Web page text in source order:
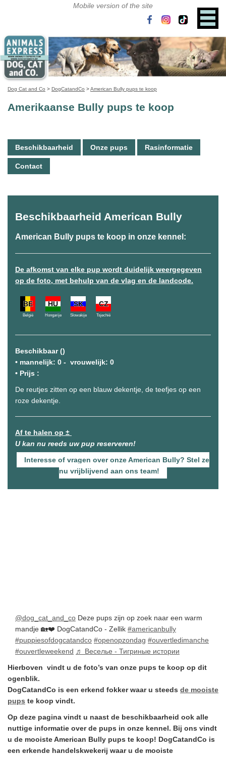
Dog Cat and Co > DogCatandCo >American Bully pups te koop
Amerikaanse Bully pups te koop
Beschikbaarheid Onze pups Rasinformatie
Contact
Beschikbaarheid American Bully
American Bully pups te koop in onze kennel:
De afkomst van elke pup wordt duidelijk weergegeven
op de foto, met behulp van de vlag en de landcode.
BE
België
HU
Hongarije
SK
Slowakije
CZ
Tsjechië
Beschikbaar ()
• mannelijk: 0 - vrouwelijk: 0
• Prijs :
De reutjes zitten op een blauw dekentje, de teefjes op een
roze dekentje.
Af te halen op ±
U kan nu reeds uw pup reserveren!
Interesse of vragen over onze American Bully? Stel ze
nu vrijblijvend aan ons team!
@dog_cat_and_co Deze pups zijn op zoek naar een warm
mandje 🏡❤️ DogCatandCo - Zellik #americanbully
#puppiesofdogcatandco #openopzondag #ouvertledimanche
#ouvertleweekend ♬ Веселье - Тигриные истории
Hierboven vindt u de foto’s van onze pups te koop op dit
ogenblik.
DogCatandCo is een erkend fokker waar u steeds de mooiste
pups te koop vindt.
Op deze pagina vindt u naast de beschikbaarheid ook alle
nuttige informatie over de pups in onze kennel. Bij ons vindt
u de mooiste American Bully pups te koop! DogCatandCo is
een erkende handelskwekerij waar u de mooiste